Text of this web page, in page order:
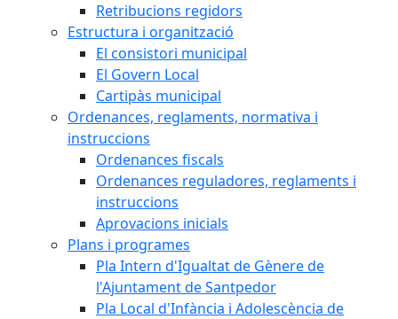
Retribucions regidors
Estructura i organització
El consistori municipal
El Govern Local
Cartipàs municipal
Ordenances, reglaments, normativa i
instruccions
Ordenances fiscals
Ordenances reguladores, reglaments i
instruccions
Aprovacions inicials
Plans i programes
Pla Intern d'Igualtat de Gènere de
l'Ajuntament de Santpedor
Pla Local d'Infància i Adolescència de